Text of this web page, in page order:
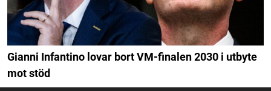
Gianni Infantino lovar bort VM-finalen 2030 i utbyte
mot stöd